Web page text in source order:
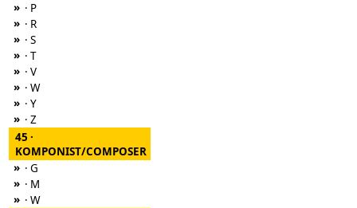
» · P
» · R
» · S
» · T
» · V
» · W
» · Y
» · Z
45 ·
KOMPONIST/COMPOSER
» · G
» · M
» · W